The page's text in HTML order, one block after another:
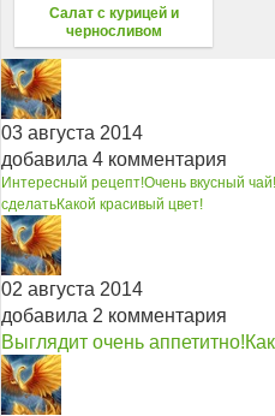
Салат с курицей и
черносливом
03 августа 2014
добавила 4 комментария
Интересный рецепт!Очень вкусный чай!
сделатьКакой красивый цвет!
02 августа 2014
добавила 2 комментария
Выглядит очень аппетитно!